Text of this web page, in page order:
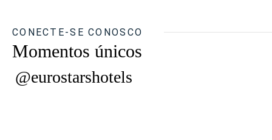
CONECTE-SE CONOSCO
Momentos únicos
@eurostarshotels